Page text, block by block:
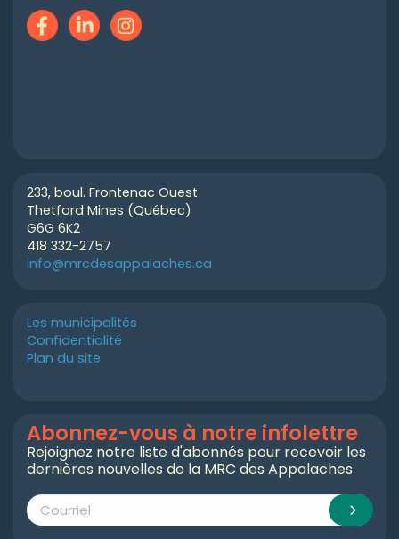
233, boul. Frontenac Ouest
Thetford Mines (Québec)
G6G 6K2
418 332-2757
info@mrcdesappalaches.ca
Les municipalités
Confidentialité
Plan du site
Abonnez-vous à notre infolettre
Rejoignez notre liste d'abonnés pour recevoir les
dernières nouvelles de la MRC des Appalaches